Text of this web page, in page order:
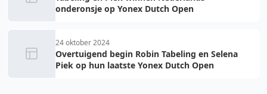
onderonsje op Yonex Dutch Open
24 oktober 2024
Overtuigend begin Robin Tabeling en Selena
Piek op hun laatste Yonex Dutch Open